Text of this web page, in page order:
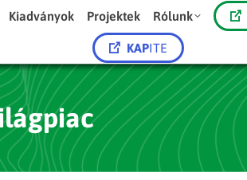
Kiadványok Projektek Rólunk
KAPITE